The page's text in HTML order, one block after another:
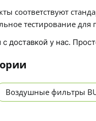
соответствуют
тестирование для
с доставкой у нас.
Воздушные фильтры